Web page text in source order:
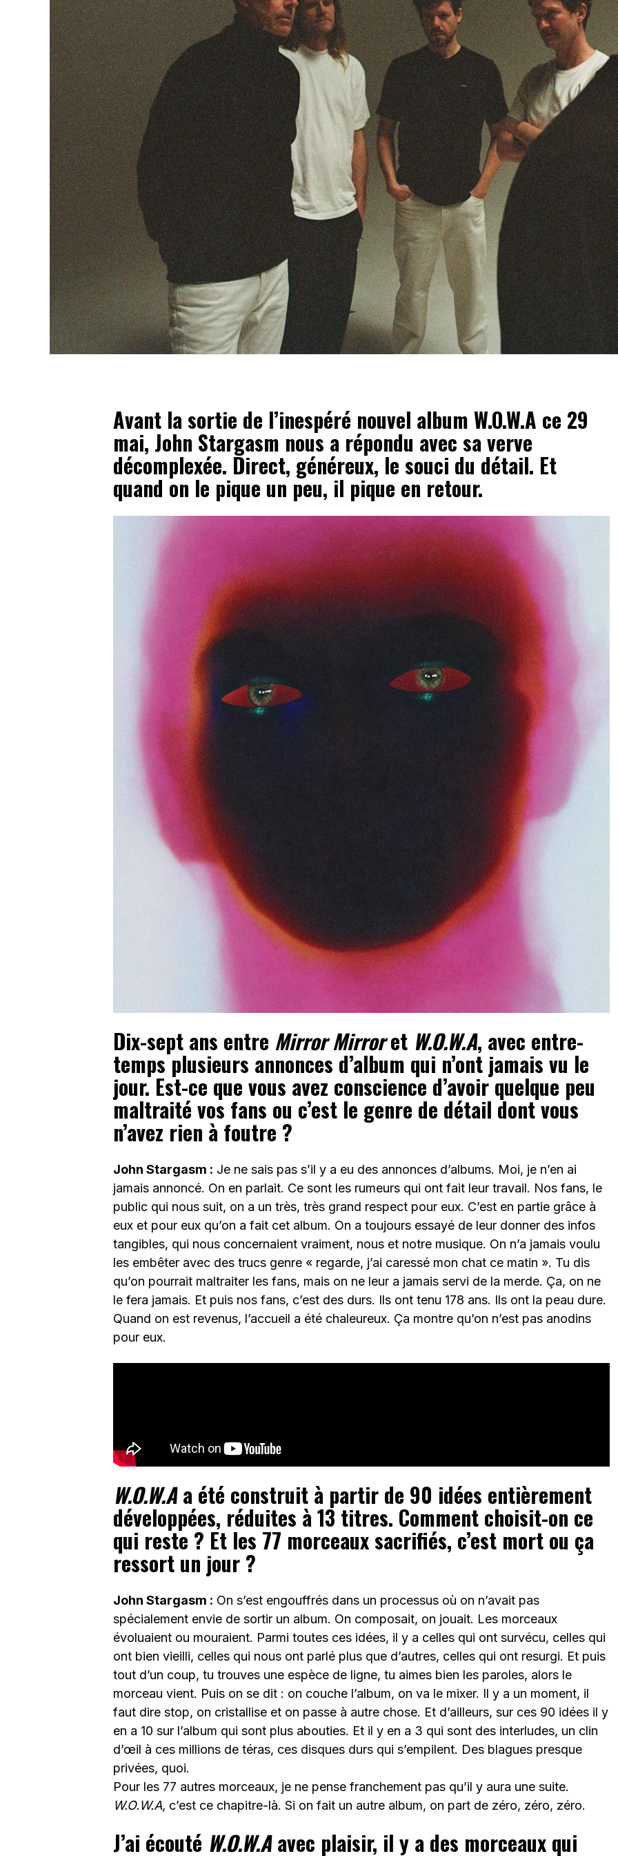
Avant la sortie de l’inespéré nouvel album W.O.W.A ce 29
mai, John Stargasm nous a répondu avec sa verve
décomplexée. Direct, généreux, le souci du détail. Et
quand on le pique un peu, il pique en retour.
Dix-sept ans entre Mirror Mirroret W.O.W.A, avec entre-
temps plusieurs annonces d’album qui n’ont jamais vu le
jour. Est-ce que vous avez conscience d’avoir quelque peu
maltraité vos fans ou c’est le genre de détail dont vous
n’avez rien à foutre ?
John Stargasm : Je ne sais pas s’il y a eu des annonces d’albums. Moi, je n’en ai
jamais annoncé. On en parlait. Ce sont les rumeurs qui ont fait leur travail. Nos fans, le
public qui nous suit, on a un très, très grand respect pour eux. C’est en partie grâce à
eux et pour eux qu’on a fait cet album. On a toujours essayé de leur donner des infos
tangibles, qui nous concernaient vraiment, nous et notre musique. On n’a jamais voulu
les embêter avec des trucs genre « regarde, j’ai caressé mon chat ce matin ». Tu dis
qu’on pourrait maltraiter les fans, mais on ne leur a jamais servi de la merde. Ça, on ne
le fera jamais. Et puis nos fans, c’est des durs. Ils ont tenu 178 ans. Ils ont la peau dure.
Quand on est revenus, l’accueil a été chaleureux. Ça montre qu’on n’est pas anodins
pour eux.
W.O.W.Aa été construit à partir de 90 idées entièrement
développées, réduites à 13 titres. Comment choisit-on ce
qui reste ? Et les 77 morceaux sacrifiés, c’est mort ou ça
ressort un jour ?
John Stargasm : On s’est engouffrés dans un processus où on n’avait pas
spécialement envie de sortir un album. On composait, on jouait. Les morceaux
évoluaient ou mouraient. Parmi toutes ces idées, il y a celles qui ont survécu, celles qui
ont bien vieilli, celles qui nous ont parlé plus que d’autres, celles qui ont resurgi. Et puis
tout d’un coup, tu trouves une espèce de ligne, tu aimes bien les paroles, alors le
morceau vient. Puis on se dit : on couche l’album, on va le mixer. Il y a un moment, il
faut dire stop, on cristallise et on passe à autre chose. Et d’ailleurs, sur ces 90 idées il y
en a 10 sur l’album qui sont plus abouties. Et il y en a 3 qui sont des interludes, un clin
d’œil à ces millions de téras, ces disques durs qui s’empilent. Des blagues presque
privées, quoi.
Pour les 77 autres morceaux, je ne pense franchement pas qu’il y aura une suite.
W.O.W.A, c’est ce chapitre-là. Si on fait un autre album, on part de zéro, zéro, zéro.
J’ai écouté W.O.W.Aavec plaisir, il y a des morceaux qui